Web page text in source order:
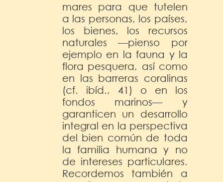
mares para que tutelen
a las personas, los países,
los bienes, los recursos
naturales —pienso por
ejemplo en la fauna y la
flora pesquera, así como
en las barreras coralinas
(cf. ibíd., 41) o en los
fondos marinos— y
garanticen un desarrollo
integral en la perspectiva
del bien común de toda
la familia humana y no
de intereses particulares.
Recordemos también a